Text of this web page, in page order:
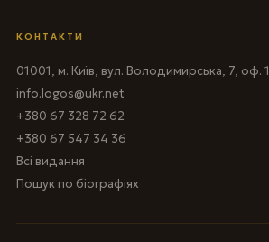
КОНТАКТИ
01001, м. Київ, вул. Володимирська, 7, оф. 1
info.logos@ukr.net
+380 67 328 72 62
+380 67 547 34 36
Всі видання
Пошук по біографіях